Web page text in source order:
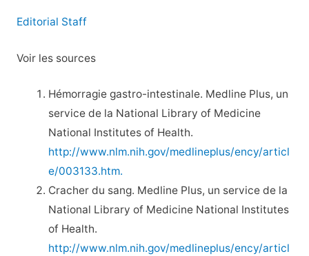
Editorial Staff
Voir les sources
Hémorragie gastro-intestinale. Medline Plus, un
service de la National Library of Medicine
National Institutes of Health.
http://www.nlm.nih.gov/medlineplus/ency/articl
e/003133.htm.
Cracher du sang. Medline Plus, un service de la
National Library of Medicine National Institutes
of Health.
http://www.nlm.nih.gov/medlineplus/ency/articl